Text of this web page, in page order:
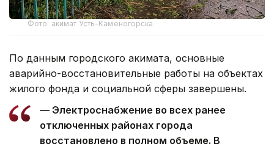
Фото: акимат Усть-Каменогорска
По данным городского акимата, основные
аварийно-восстановительные работы на объектах
жилого фонда и социальной сферы завершены.
— Электроснабжение во всех ранее
отключенных районах города
восстановлено в полном объеме. В